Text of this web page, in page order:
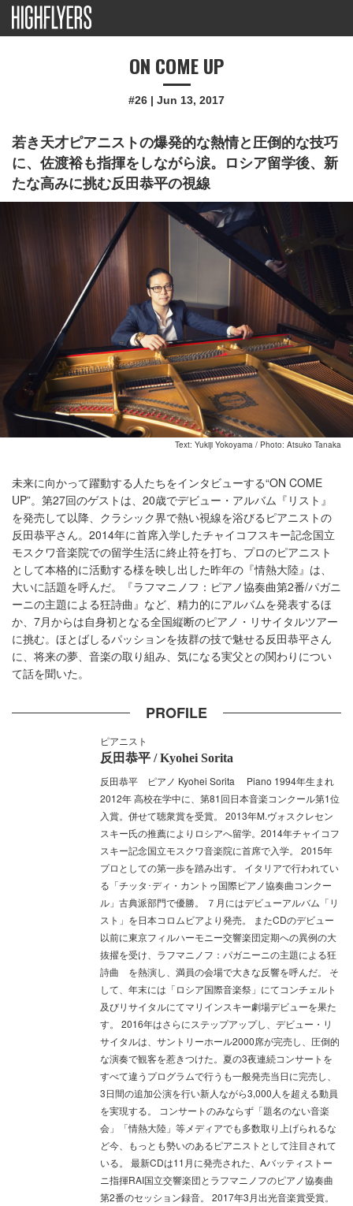
ON COME UP
#26 | Jun 13, 2017
若き天才ピアニストの爆発的な熱情と圧倒的な技巧
に、佐渡裕も指揮をしながら涙。ロシア留学後、新
たな高みに挑む反田恭平の視線
Text: Yukiji Yokoyama / Photo: Atsuko Tanaka
未来に向かって躍動する人たちをインタビューする“ON COME
UP”。第27回のゲストは、20歳でデビュー・アルバム『リスト』
を発売して以降、クラシック界で熱い視線を浴びるピアニストの
反田恭平さん。2014年に首席入学したチャイコフスキー記念国立
モスクワ音楽院での留学生活に終止符を打ち、プロのピアニスト
として本格的に活動する様を映し出した昨年の『情熱大陸』は、
大いに話題を呼んだ。『ラフマニノフ：ピアノ協奏曲第2番/パガニ
ーニの主題による狂詩曲』など、精力的にアルバムを発表するほ
か、7月からは自身初となる全国縦断のピアノ・リサイタルツアー
に挑む。ほとばしるパッションを抜群の技で魅せる反田恭平さん
に、将来の夢、音楽の取り組み、気になる実父との関わりについ
て話を聞いた。
PROFILE
ピアニスト
反田恭平 / Kyohei Sorita
反田恭平 ピアノ Kyohei Sorita Piano 1994年生まれ
2012年 高校在学中に、第81回日本音楽コンクール第1位
入賞。併せて聴衆賞を受賞。 2013年M.ヴォスクレセン
スキー氏の推薦によりロシアへ留学。2014年チャイコフ
スキー記念国立モスクワ音楽院に首席で入学。 2015年
プロとしての第一歩を踏み出す。 イタリアで行われてい
る「チッタ･ディ・カントゥ国際ピアノ協奏曲コンクー
ル」古典派部門で優勝。 ７月にはデビューアルバム「リ
スト」を日本コロムビアより発売。 またCDのデビュー
以前に東京フィルハーモニー交響楽団定期への異例の大
抜擢を受け、ラフマニノフ：パガニーニの主題による狂
詩曲 を熱演し、満員の会場で大きな反響を呼んだ。 そ
して、年末には「ロシア国際音楽祭」にてコンチェルト
及びリサイタルにてマリインスキー劇場デビューを果た
す。 2016年はさらにステップアップし、デビュー・リ
サイタルは、サントリーホール2000席が完売し、圧倒的
な演奏で観客を惹きつけた。夏の3夜連続コンサートを
すべて違うプログラムで行うも一般発売当日に完売し、
3日間の追加公演を行い新人ながら3,000人を超える動員
を実現する。 コンサートのみならず「題名のない音楽
会」「情熱大陸」等メディアでも多数取り上げられるな
ど今、もっとも勢いのあるピアニストとして注目されて
いる。 最新CDは11月に発売された、Aバッティストー
ニ指揮RAI国立交響楽団とラフマニノフのピアノ協奏曲
第2番のセッション録音。 2017年3月出光音楽賞受賞。